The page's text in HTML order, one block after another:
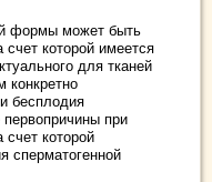
формы может быть
которой имеется
для тканей
конкретно
бесплодия
при
которой
сперматогенной